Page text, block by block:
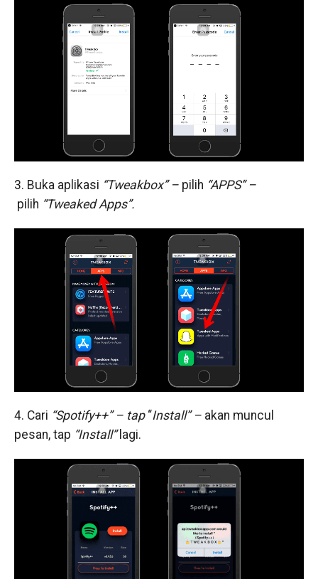
3. Buka aplikasi “Tweakbox” – pilih “APPS” –
pilih “Tweaked Apps”.
4. Cari “Spotify++” – tap “Install” – akan muncul
pesan, tap “Install” lagi.